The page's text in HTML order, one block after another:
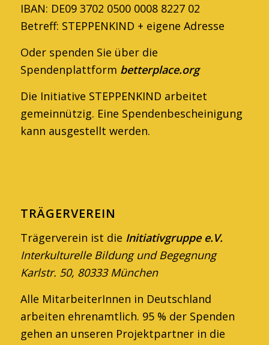
IBAN: DE09 3702 0500 0008 8227 02
Betreff: STEPPENKIND + eigene Adresse
Oder spenden Sie über die
Spendenplattform betterplace.org
Die Initiative STEPPENKIND arbeitet
gemein­nützig. Eine Spendenbescheinigung
kann ausge­stellt werden.
TRÄGERVEREIN
Trägerverein ist die Initiativgruppe e.V.
Interkulturelle Bildung und Begegnung
Karlstr. 50, 80333 München
Alle MitarbeiterInnen in Deutschland
arbeiten ehren­amtlich. 95 % der Spenden
gehen an unseren Projektpartner in die